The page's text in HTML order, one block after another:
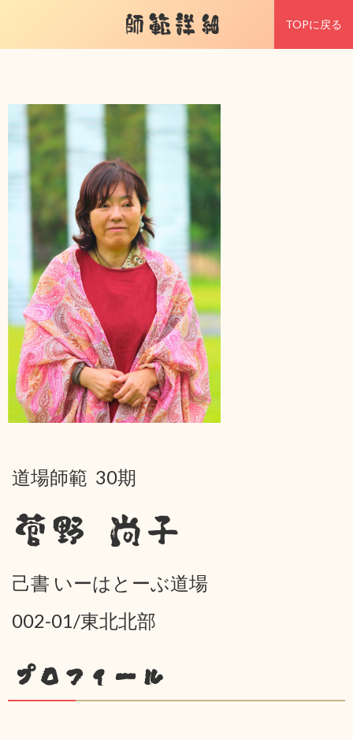
師範詳細 TOPに戻る
道場師範 30期
菅野 尚子
己書 いーはとーぶ道場
002-01/東北北部
プロフィール